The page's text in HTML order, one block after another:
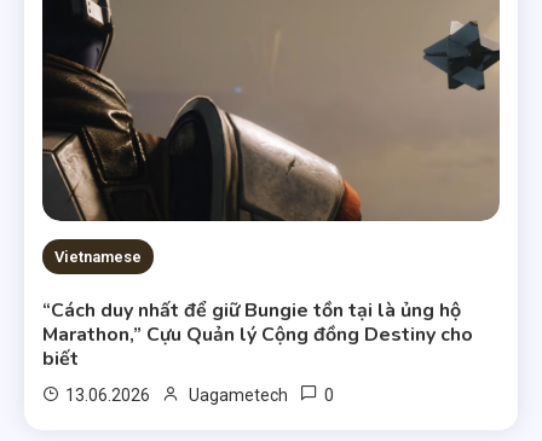
Vietnamese
“Cách duy nhất để giữ Bungie tồn tại là ủng hộ
Marathon,” Cựu Quản lý Cộng đồng Destiny cho
biết
13.06.2026 Uagametech 0